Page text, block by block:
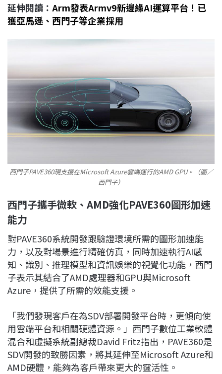
延伸閱讀： Arm發表Armv9新邊緣AI運算平台！已
獲亞馬遜、西門子等企業採用
西門子PAVE360現支援在Microsoft Azure雲端運行的AMD GPU。（圖／
西門子）
西門子攜手微軟、AMD強化PAVE360圖形加速
能力
對PAVE360系統開發跟驗證環境所需的圖形加速能
力，以及對場景進行精確仿真，同時加速執行AI感
知、識別、推理模型和資訊娛樂的視覺化功能，西門
子表示其結合了AMD處理器和GPU與Microsoft
Azure，提供了所需的效能支援。
「我們發現客戶在為SDV部署開發平台時，更傾向使
用雲端平台和相關硬體資源。」西門子數位工業軟體
混合和虛擬系統副總裁David Fritz指出，PAVE360是
SDV開發的致勝因素，將其延伸至Microsoft Azure和
AMD硬體，能夠為客戶帶來更大的靈活性。